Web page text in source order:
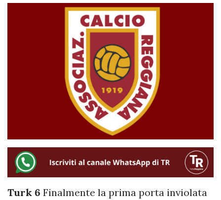
Turk 6 Finalmente la prima porta inviolata